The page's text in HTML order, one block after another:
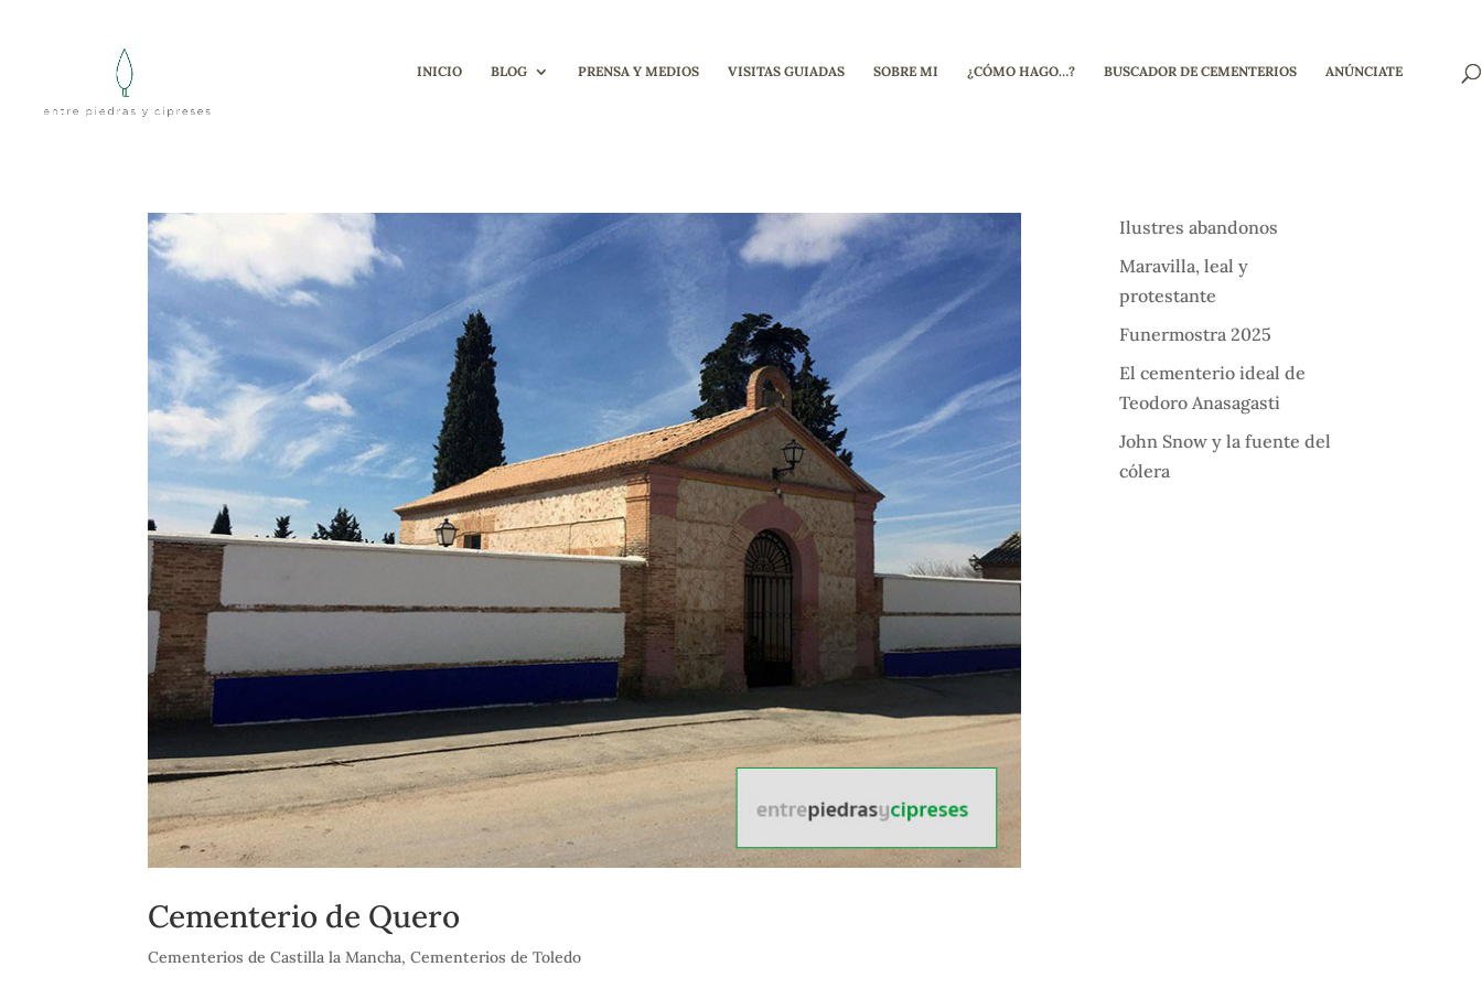
INICIO BLOG PRENSA Y MEDIOS VISITAS GUIADAS SOBRE MI ¿CÓMO HAGO…? BUSCADOR DE CEMENTERIOS ANÚNCIATE
Cementerio de Quero
Cementerios de Castilla la Mancha,Cementerios de Toledo
Ilustres abandonos
Maravilla, leal y
protestante
Funermostra 2025
El cementerio ideal de
Teodoro Anasagasti
John Snow y la fuente del
cólera